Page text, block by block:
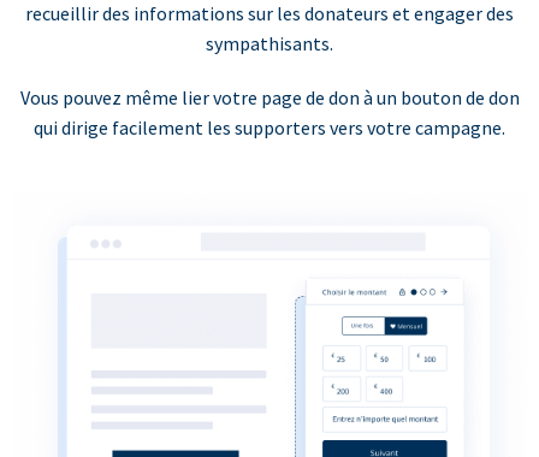
recueillir des informations sur les donateurs et engager des
sympathisants.
Vous pouvez même lier votre page de don à un bouton de don
qui dirige facilement les supporters vers votre campagne.